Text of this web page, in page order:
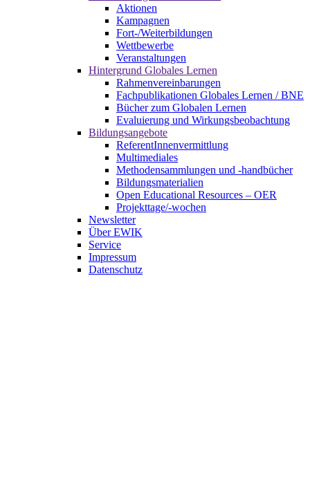
Aktionen
Kampagnen
Fort-/Weiterbildungen
Wettbewerbe
Veranstaltungen
Hintergrund Globales Lernen
Rahmenvereinbarungen
Fachpublikationen Globales Lernen / BNE
Bücher zum Globalen Lernen
Evaluierung und Wirkungsbeobachtung
Bildungsangebote
ReferentInnenvermittlung
Multimediales
Methodensammlungen und -handbücher
Bildungsmaterialien
Open Educational Resources – OER
Projekttage/-wochen
Newsletter
Über EWIK
Service
Impressum
Datenschutz